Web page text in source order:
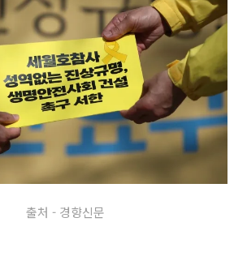
출처 - 경향신문